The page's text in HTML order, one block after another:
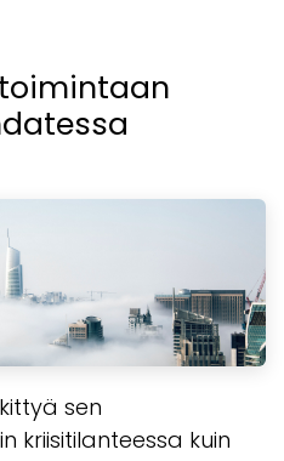
sen
kriisitilanteessa kuin